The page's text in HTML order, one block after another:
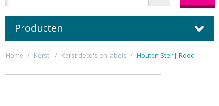
Producten
Home / Kerst / Kerst deco's en labels / Houten Ster | Rood